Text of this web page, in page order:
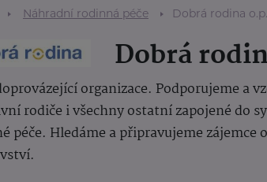
Náhradní rodinná péče Dobrá rodina
Dobrá
organizace. Podporujeme a
rodiče i všechny ostatní zapojené do
péče. Hledáme a připravujeme zájemce